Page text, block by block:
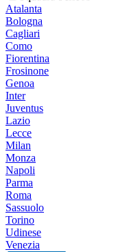
Atalanta
Bologna
Cagliari
Como
Fiorentina
Frosinone
Genoa
Inter
Juventus
Lazio
Lecce
Milan
Monza
Napoli
Parma
Roma
Sassuolo
Torino
Udinese
Venezia